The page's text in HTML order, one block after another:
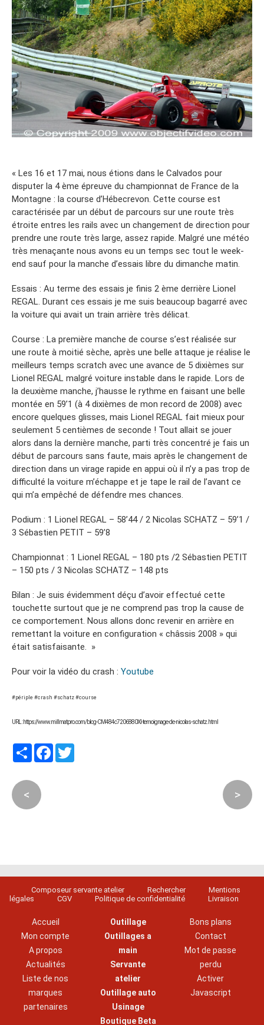
« Les 16 et 17 mai, nous étions dans le Calvados pour
disputer la 4 ème épreuve du championnat de France de la
Montagne : la course d’Hébecrevon. Cette course est
caractérisée par un début de parcours sur une route très
étroite entres les rails avec un changement de direction pour
prendre une route très large, assez rapide. Malgré une météo
très menaçante nous avons eu un temps sec tout le week-
end sauf pour la manche d’essais libre du dimanche matin.
Essais : Au terme des essais je finis 2 ème derrière Lionel
REGAL. Durant ces essais je me suis beaucoup bagarré avec
la voiture qui avait un train arrière très délicat.
Course : La première manche de course s’est réalisée sur
une route à moitié sèche, après une belle attaque je réalise le
meilleurs temps scratch avec une avance de 5 dixièmes sur
Lionel REGAL malgré voiture instable dans le rapide. Lors de
la deuxième manche, j’hausse le rythme en faisant une belle
montée en 59’1 (à 4 dixièmes de mon record de 2008) avec
encore quelques glisses, mais Lionel REGAL fait mieux pour
seulement 5 centièmes de seconde ! Tout allait se jouer
alors dans la dernière manche, parti très concentré je fais un
début de parcours sans faute, mais après le changement de
direction dans un virage rapide en appui où il n’y a pas trop de
difficulté la voiture m’échappe et je tape le rail de l’avant ce
qui m’a empêché de défendre mes chances.
Podium : 1 Lionel REGAL – 58’44 / 2 Nicolas SCHATZ – 59’1 /
3 Sébastien PETIT – 59’8
Championnat : 1 Lionel REGAL – 180 pts /2 Sébastien PETIT
– 150 pts / 3 Nicolas SCHATZ – 148 pts
Bilan : Je suis évidemment déçu d’avoir effectué cette
touchette surtout que je ne comprend pas trop la cause de
ce comportement. Nous allons donc revenir en arrière en
remettant la voiture en configuration « châssis 2008 » qui
était satisfaisante. »
Pour voir la vidéo du crash : Youtube
#périple #crash #schatz #course
URL : https://www.millmatpro.com/blog-CM484c7206880Xl-temoignage-de-nicolas-schatz.html
PartagerFacebook
< >
Composeur servante atelier Rechercher
Mentions
légales
CGV Politique de confidentialité Livraison
Accueil
Mon compte
A propos
Actualités
Liste de nos
marques
partenaires
Outillage
Outillages a
main
Servante
atelier
Outillage auto
Usinage
Boutique Beta
Bons plans
Contact
Mot de passe
perdu
Activer
Javascript